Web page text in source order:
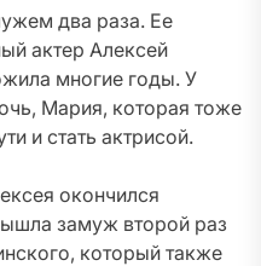
два раза. Ее
актер Алексей
многие годы. У
Мария, которая тоже
и стать актрисой.
окончился
замуж второй раз
который также